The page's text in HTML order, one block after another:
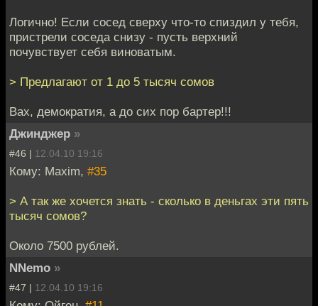
Логично! Если сосед сверху что-то спиздил у тебя,
пристрели соседа снизу - пусть верхний
почувствует себя виноватым.
> Предлагают от 1 до 5 тысяч сомов
Вах, демократия, а до сих пор бартер!!!
Джинджер »
#46 | 12.04.10 19:16
Кому: Maxim, #35
> А так же хочется знать - сколько в деньгах эти пять
тысяч сомов?
Около 7500 рублей.
NNemo »
#47 | 12.04.10 19:16